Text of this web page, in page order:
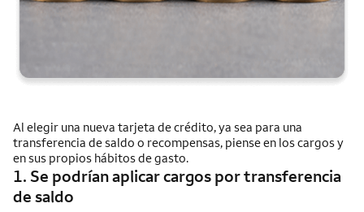
Al elegir una nueva tarjeta de crédito, ya sea para una
transferencia de saldo o recompensas, piense en los cargos y
en sus propios hábitos de gasto.
1. Se podrían aplicar cargos por transferencia
de saldo